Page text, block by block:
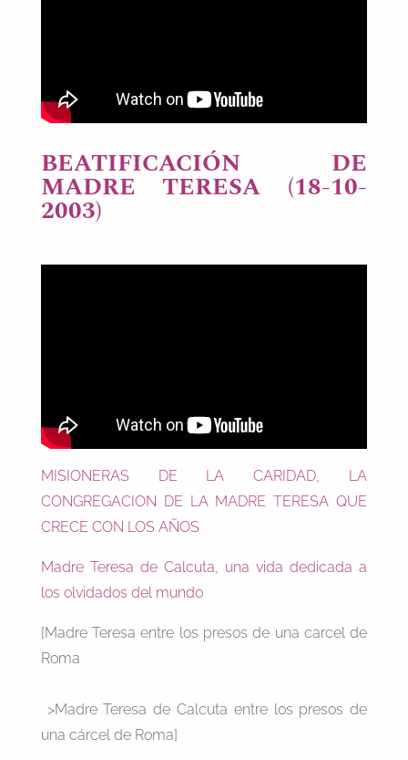
BEATIFICACIÓN DE
MADRE TERESA (18-10-
2003)
MISIONERAS DE LA CARIDAD, LA
CONGREGACION DE LA MADRE TERESA QUE
CRECE CON LOS AÑOS
Madre Teresa de Calcuta, una vida dedicada a
los olvidados del mundo
[Madre Teresa entre los presos de una carcel de
Roma
>Madre Teresa de Calcuta entre los presos de
una cárcel de Roma]